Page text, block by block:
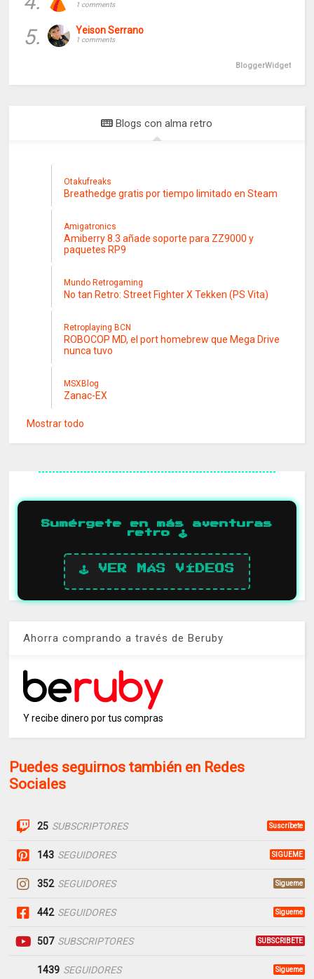
1 comments
5. Yeison Serrano
1 comments
BloggerWidget
Blogs con alma retro
Otakufreaks
Breathedge gratis por tiempo limitado en Steam
Amigatronics
Amiberry 8.3 añade soporte para ZZ9000 y
paquetes RP9
Mundo Retrogaming
No tan Retro: Street Fighter X Tekken (PS Vita)
Retroplaying BCN
ROBOCOP MD, el port homebrew que Mega Drive
nunca tuvo
MSXBlog
Zanac-EX
Mostrar todo
Sumérgete en más aventuras
retro 🕹️
🕹️ VER MÁS VÍDEOS
Ahorra comprando a través de Beruby
Y recibe dinero por tus compras
Puedes seguirnos también en Redes
Sociales
25 SUBSCRIPTORES Suscríbete
143 SEGUIDORES SIGUEME
352 SEGUIDORES Sigueme
442 SEGUIDORES Sigueme
507 SUBSCRIPTORES SUBSCRIBETE
1439 SEGUIDORES Sigueme